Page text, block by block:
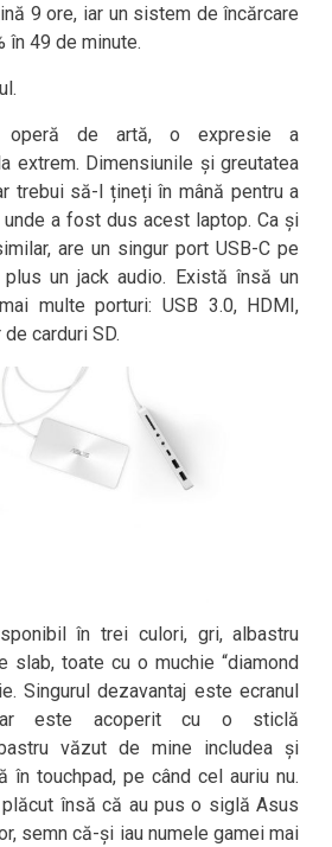
9 ore, iar un sistem de încărcare
în 49 de minute.
operă de artă, o expresie a
extrem. Dimensiunile și greutatea
trebui să-l țineți în mână pentru a
unde a fost dus acest laptop. Ca și
are un singur port USB-C pe
un jack audio. Există însă un
multe porturi: USB 3.0, HDMI,
carduri SD.
în trei culori, gri, albastru
slab, toate cu o muchie “diamond
Singurul dezavantaj este ecranul
este acoperit cu o sticlă
văzut de mine includea și
în touchpad, pe când cel auriu nu.
însă că au pus o siglă Asus
semn că-și iau numele gamei mai